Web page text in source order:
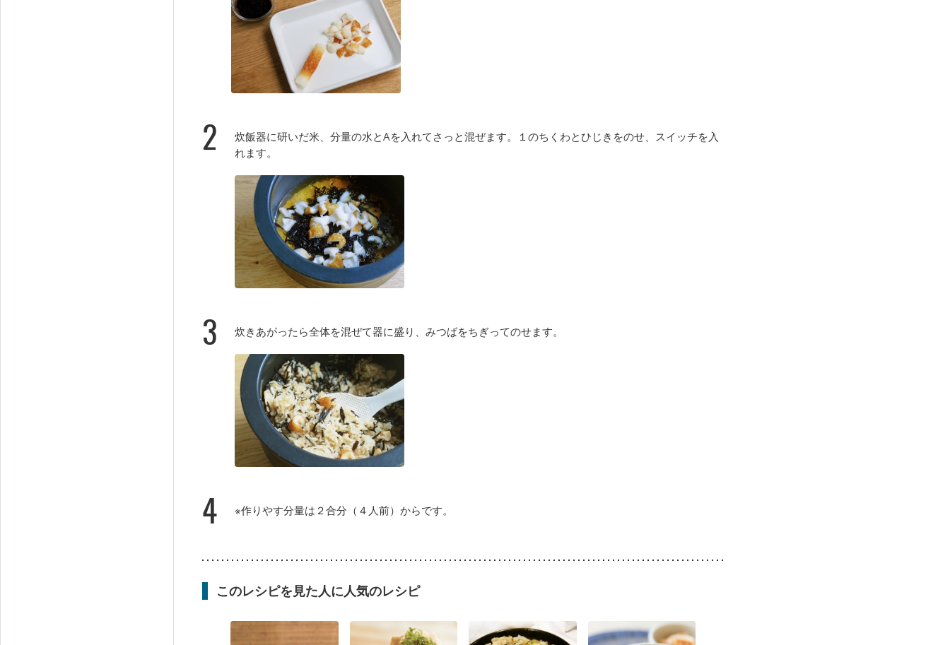
2
炊飯器に研いだ米、分量の水とAを入れてさっと混ぜます。１のちくわとひじきをのせ、スイッチを入
れます。
3 炊きあがったら全体を混ぜて器に盛り、みつばをちぎってのせます。
4 ※作りやす分量は２合分（４人前）からです。
このレシピを見た人に人気のレシピ